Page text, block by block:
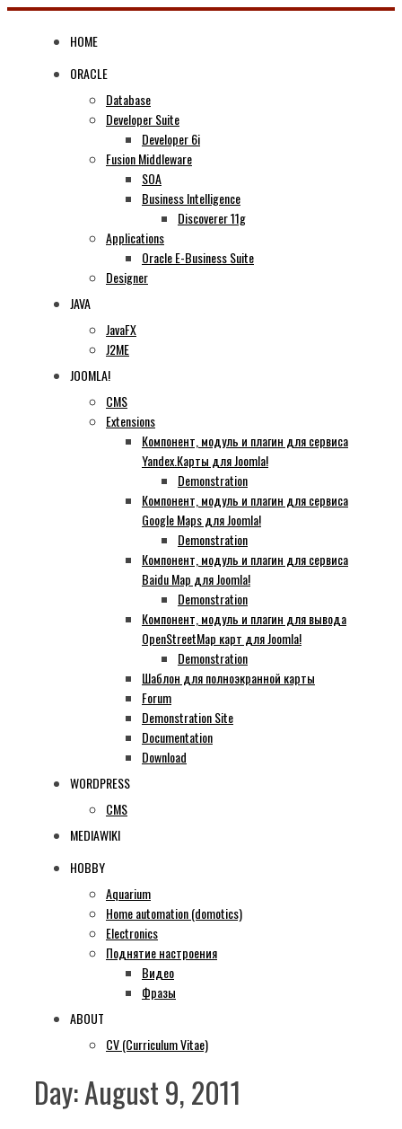
Skip
HOME
ORACLE
Database
Developer Suite
Developer 6i
Fusion Middleware
SOA
Business Intelligence
Discoverer 11g
Applications
Oracle E-Business Suite
Designer
JAVA
JavaFX
J2ME
JOOMLA!
CMS
Extensions
Компонент, модуль и плагин для сервиса
Yandex.Карты для Joomla!
Demonstration
Компонент, модуль и плагин для сервиса
Google Maps для Joomla!
Demonstration
Компонент, модуль и плагин для сервиса
Baidu Map для Joomla!
Demonstration
Компонент, модуль и плагин для вывода
OpenStreetMap карт для Joomla!
Demonstration
Шаблон для полноэкранной карты
Forum
Demonstration Site
Documentation
Download
WORDPRESS
CMS
MEDIAWIKI
HOBBY
Aquarium
Home automation (domotics)
Electronics
Поднятие настроения
Видео
Фразы
ABOUT
CV (Curriculum Vitae)
Day:August 9, 2011